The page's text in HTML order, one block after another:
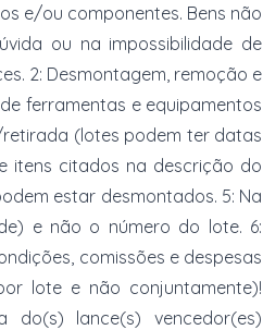
e/ou componentes. Bens não
ou na impossibilidade de
2: Desmontagem, remoção e
ferramentas e equipamentos
(lotes podem ter datas
itens citados na descrição do
estar desmontados. 5: Na
e não o número do lote. 6:
comissões e despesas
lote e não conjuntamente)!
lance(s) vencedor(es)